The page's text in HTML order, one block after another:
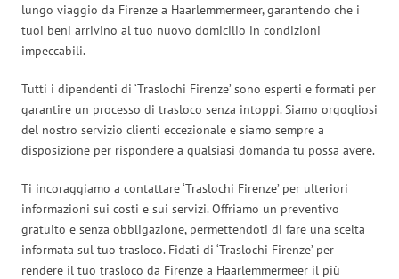
lungo viaggio da Firenze a Haarlemmermeer, garantendo che i
tuoi beni arrivino al tuo nuovo domicilio in condizioni
impeccabili.
Tutti i dipendenti di ‘Traslochi Firenze’ sono esperti e formati per
garantire un processo di trasloco senza intoppi. Siamo orgogliosi
del nostro servizio clienti eccezionale e siamo sempre a
disposizione per rispondere a qualsiasi domanda tu possa avere.
Ti incoraggiamo a contattare ‘Traslochi Firenze’ per ulteriori
informazioni sui costi e sui servizi. Offriamo un preventivo
gratuito e senza obbligazione, permettendoti di fare una scelta
informata sul tuo trasloco. Fidati di ‘Traslochi Firenze’ per
rendere il tuo trasloco da Firenze a Haarlemmermeer il più